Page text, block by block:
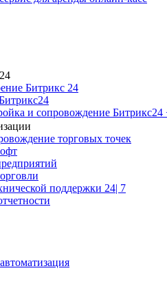
Битрикс 24
и сопровождение
торговых точек
поддержки 24| 7